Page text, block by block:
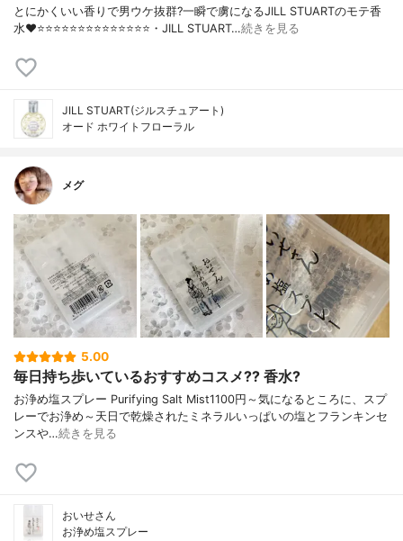
とにかくいい香りで男ウケ抜群?一瞬で虜になるJILL STUARTのモテ香
水❤️⭐️⭐️⭐️⭐️⭐️⭐️⭐️⭐️⭐️⭐️⭐️⭐️⭐️⭐️・JILL STUART…続きを見る
JILL STUART(ジルスチュアート)
オード ホワイトフローラル
メグ
5.00
毎日持ち歩いているおすすめコスメ?? 香水?
お浄め塩スプレー Purifying Salt Mist1100円～気になるところに、スプ
レーでお浄め～天日で乾燥されたミネラルいっぱいの塩とフランキンセ
ンスや…続きを見る
おいせさん
お浄め塩スプレー